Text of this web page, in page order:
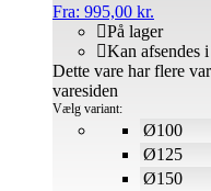
Fra: 995,00 kr.
På lager
Kan afsendes
Vælg variant:
Dette vare har flere
varesiden
Ø100
Ø125
Ø150